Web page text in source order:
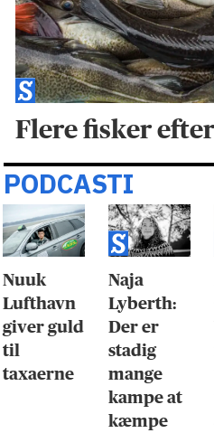
Flere fisker
PODCASTI
Nuuk
Lufthavn
giver guld
til
taxaerne
Naja
Lyberth:
Der er
stadig
mange
kampe at
kæmpe